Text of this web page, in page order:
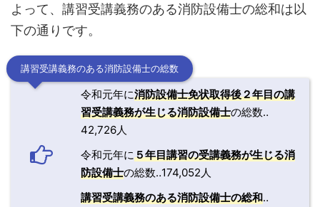
よって、講習受講義務のある消防設備士の総和は以
下の通りです。
講習受講義務のある消防設備士の総数
令和元年に消防設備士免状取得後２年目の講
習受講義務が生じる消防設備士の総数‥
42,726人
令和元年に５年目講習の受講義務が生じる消
防設備士の総数‥174,052人
講習受講義務のある消防設備士の総和‥